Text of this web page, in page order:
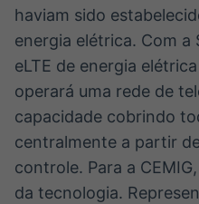
haviam sido
energia elétrica. Com a
eLTE de energia
operará uma rede de
capacidade cobrindo
centralmente a partir
controle. Para a
da tecnologia.